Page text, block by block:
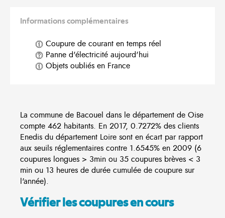
Informations complémentaires
Coupure de courant en temps réel
Panne d'électricité aujourd'hui
Objets oubliés en France
La commune de Bacouel dans le département de Oise
compte 462 habitants. En 2017, 0.7272% des clients
Enedis du département Loire sont en écart par rapport
aux seuils réglementaires contre 1.6545% en 2009 (6
coupures longues > 3min ou 35 coupures brèves < 3
min ou 13 heures de durée cumulée de coupure sur
l'année).
Vérifier les coupures en cours